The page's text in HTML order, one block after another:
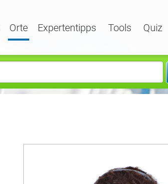
Orte Expertentipps Tools Quiz